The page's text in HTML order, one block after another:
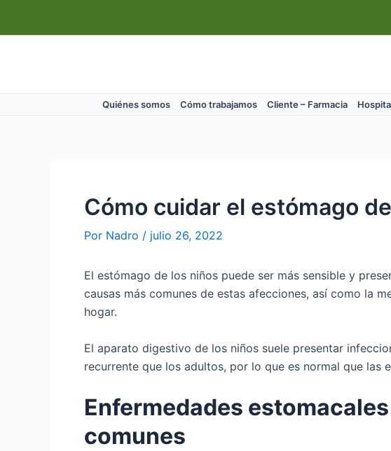
Quiénes somos Cómo trabajamos Cliente – Farmacia
Cómo cuidar el estómago
Por Nadro / julio 26, 2022
El estómago de los niños puede ser más sensible y
causas más comunes de estas afecciones, así como la
hogar.
El aparato digestivo de los niños suele presentar
recurrente que los adultos, por lo que es normal que las
Enfermedades
comunes